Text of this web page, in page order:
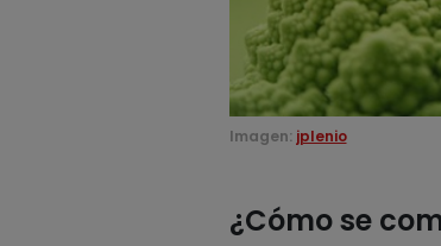
Imagen: jplenio
¿Cómo se